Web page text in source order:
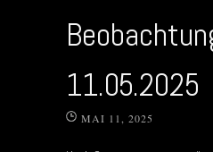
11.05.2025
MAI 11, 2025